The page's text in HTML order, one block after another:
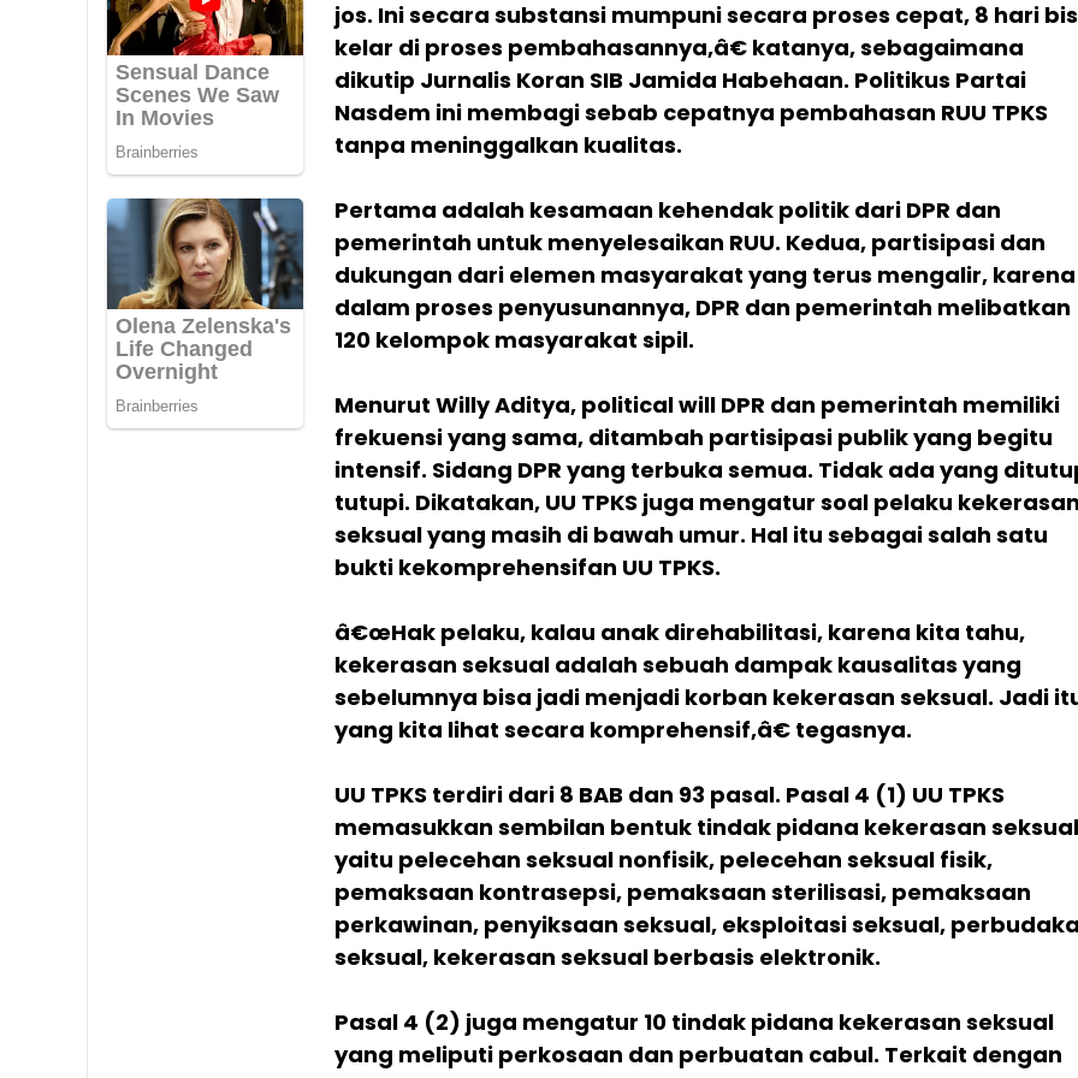
jos. Ini secara substansi mumpuni secara proses cepat, 8 hari
kelar di proses pembahasannya,â€ katanya, sebagaimana
dikutip Jurnalis Koran SIB Jamida Habehaan. Politikus Partai
Nasdem ini membagi sebab cepatnya pembahasan RUU TPKS
tanpa meninggalkan kualitas.
Pertama adalah kesamaan kehendak politik dari DPR dan
pemerintah untuk menyelesaikan RUU. Kedua, partisipasi dan
dukungan dari elemen masyarakat yang terus mengalir, karena
dalam proses penyusunannya, DPR dan pemerintah melibatkan
120 kelompok masyarakat sipil.
Menurut Willy Aditya, political will DPR dan pemerintah memiliki
frekuensi yang sama, ditambah partisipasi publik yang begitu
intensif. Sidang DPR yang terbuka semua. Tidak ada yang
tutupi. Dikatakan, UU TPKS juga mengatur soal pelaku kekerasan
seksual yang masih di bawah umur. Hal itu sebagai salah satu
bukti kekomprehensifan UU TPKS.
â€œHak pelaku, kalau anak direhabilitasi, karena kita tahu,
kekerasan seksual adalah sebuah dampak kausalitas yang
sebelumnya bisa jadi menjadi korban kekerasan seksual. Jadi
yang kita lihat secara komprehensif,â€ tegasnya.
UU TPKS terdiri dari 8 BAB dan 93 pasal. Pasal 4 (1) UU TPKS
memasukkan sembilan bentuk tindak pidana kekerasan
yaitu pelecehan seksual nonfisik, pelecehan seksual fisik,
pemaksaan kontrasepsi, pemaksaan sterilisasi, pemaksaan
perkawinan, penyiksaan seksual, eksploitasi seksual,
seksual, kekerasan seksual berbasis elektronik.
Pasal 4 (2) juga mengatur 10 tindak pidana kekerasan seksual
yang meliputi perkosaan dan perbuatan cabul. Terkait dengan